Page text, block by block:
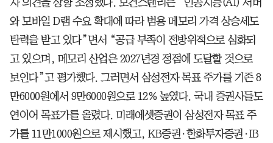
자 의견을 상향 조정했다. 모건스탠리는 “인공지능(AI) 서버
와 모바일 D램 수요 확대에 따라 범용 메모리 가격 상승세도
탄력을 받고 있다”면서 “공급 부족이 전방위적으로 심화되
고 있으며, 메모리 산업은 2027년경 정점에 도달할 것으로
보인다”고 평가했다. 그러면서 삼성전자 목표 주가를 기존 8
만6000원에서 9만6000원으로 12% 높였다. 국내 증권사들도
연이어 목표가를 올렸다. 미래에셋증권이 삼성전자 목표 주
가를 11만1000원으로 제시했고, KB증권·한화투자증권·IB